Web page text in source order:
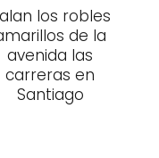
los robles
de la
avenida las
carreras en
Santiago